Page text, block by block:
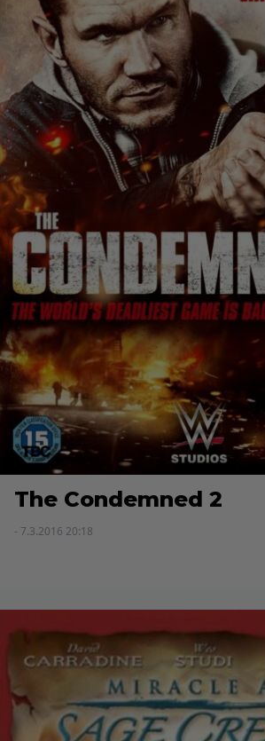
The Condemned 2
- 7.3.2016 20:18